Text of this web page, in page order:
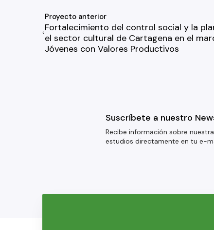
Proyecto anterior
Fortalecimiento del control social y la
el sector cultural de Cartagena en el
Jóvenes con Valores Productivos
Suscríbete a nuestro
Recibe información sobre
estudios directamente en tu e-